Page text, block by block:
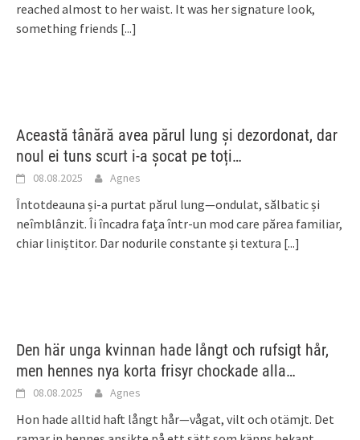
reached almost to her waist. It was her signature look,
something friends [...]
Această tânără avea părul lung și dezordonat, dar
noul ei tuns scurt i-a șocat pe toți…
08.08.2025 Agnes
Întotdeauna și-a purtat părul lung—ondulat, sălbatic și
neîmblânzit. Îi încadra fața într-un mod care părea familiar,
chiar liniștitor. Dar nodurile constante și textura [...]
Den här unga kvinnan hade långt och rufsigt hår,
men hennes nya korta frisyr chockade alla…
08.08.2025 Agnes
Hon hade alltid haft långt hår—vågat, vilt och otämjt. Det